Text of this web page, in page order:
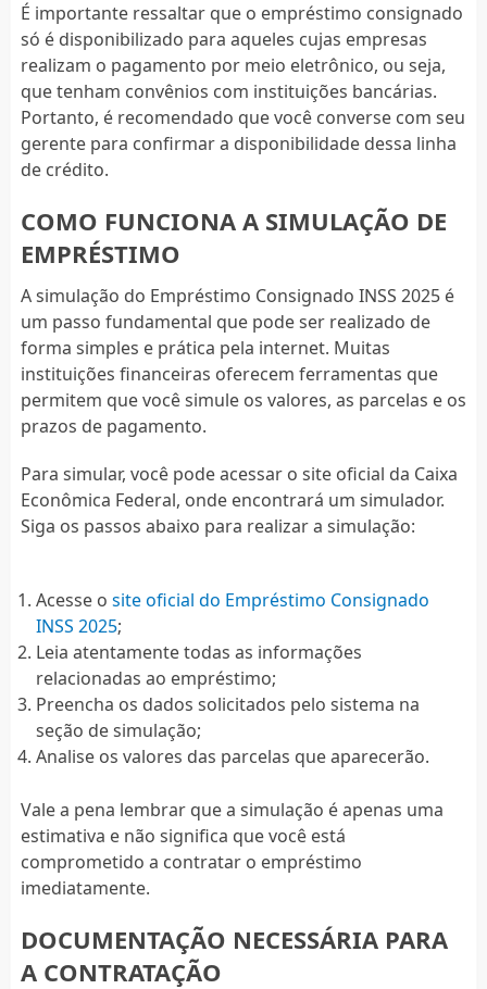
É importante ressaltar que o empréstimo consignado
só é disponibilizado para aqueles cujas empresas
realizam o pagamento por meio eletrônico, ou seja,
que tenham convênios com instituições bancárias.
Portanto, é recomendado que você converse com seu
gerente para confirmar a disponibilidade dessa linha
de crédito.
COMO FUNCIONA A SIMULAÇÃO DE
EMPRÉSTIMO
A simulação do Empréstimo Consignado INSS 2025 é
um passo fundamental que pode ser realizado de
forma simples e prática pela internet. Muitas
instituições financeiras oferecem ferramentas que
permitem que você simule os valores, as parcelas e os
prazos de pagamento.
Para simular, você pode acessar o site oficial da Caixa
Econômica Federal, onde encontrará um simulador.
Siga os passos abaixo para realizar a simulação:
Acesse o site oficial do Empréstimo Consignado
INSS 2025;
Leia atentamente todas as informações
relacionadas ao empréstimo;
Preencha os dados solicitados pelo sistema na
seção de simulação;
Analise os valores das parcelas que aparecerão.
Vale a pena lembrar que a simulação é apenas uma
estimativa e não significa que você está
comprometido a contratar o empréstimo
imediatamente.
DOCUMENTAÇÃO NECESSÁRIA PARA
A CONTRATAÇÃO